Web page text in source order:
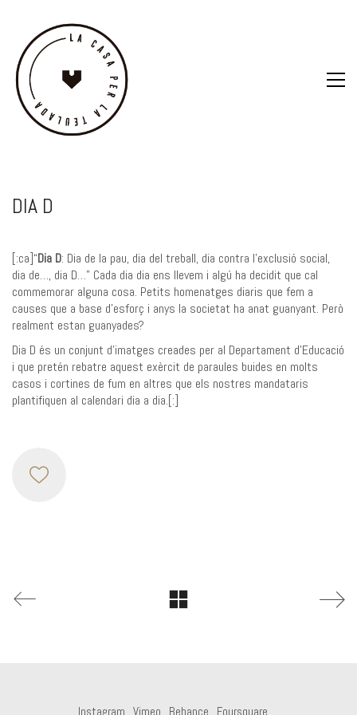
DIA D
[:ca]“Dia D: Dia de la pau, dia del treball, dia contra l’exclusió social,
dia de…, dia D…” Cada dia dia ens llevem i algú ha decidit que cal
commemorar alguna cosa. Petits homenatges diaris que fem a
causes que a base d’esforç i anys la societat ha anat guanyant. Però
realment estan guanyades?
Dia D és un conjunt d’imatges creades per al Departament d’Educació
i que pretén rebatre aquest exèrcit de paraules buides en molts
casos i cortines de fum en altres que els nostres mandataris
plantifiquen al calendari dia a dia.[:]
Instagram Vimeo Behance Foursquare